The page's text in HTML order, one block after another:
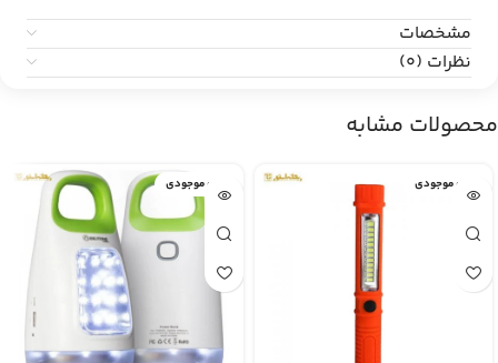
مشخصات
نظرات (0)
محصولات مشابه
اتمام موجودی اتمام موجودی